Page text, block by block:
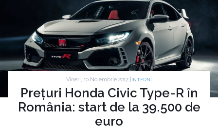
Vineri, 10 Noiembrie 2017 | INTERN
Prețuri Honda Civic Type-R în
România: start de la 39.500 de
euro